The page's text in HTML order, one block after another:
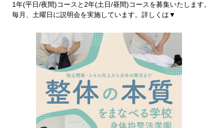
1年(平日/夜間)コースと2年(土日/昼間)コースを募集いたします。
毎月、土曜日に説明会を実施しています。詳しくは▼